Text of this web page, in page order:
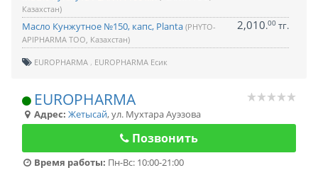
Казахстан)
Масло Кунжутное №150, капс, Planta (PHYTO-
APIPHARMA ТОО, Казахстан)
2,010.00 тг.
EUROPHARMA EUROPHARMA Есик
EUROPHARMA
Адрес: Жетысай,ул. Мухтара Ауэзова
Позвонить
Время работы: Пн-Вс: 10:00-21:00